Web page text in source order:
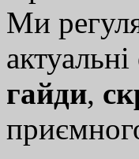
Ми
актуальні
гайди,